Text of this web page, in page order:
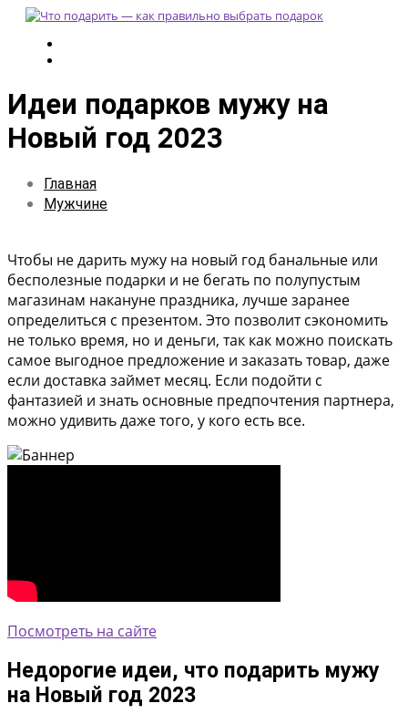
Идеи подарков мужу на
Новый год 2023
Главная
Мужчине
Чтобы не дарить мужу на новый год банальные или
бесполезные подарки и не бегать по полупустым
магазинам накануне праздника, лучше заранее
определиться с презентом. Это позволит сэкономить
не только время, но и деньги, так как можно поискать
самое выгодное предложение и заказать товар, даже
если доставка займет месяц. Если подойти с
фантазией и знать основные предпочтения партнера,
можно удивить даже того, у кого есть все.
Посмотреть на сайте
Недорогие идеи, что подарить мужу
на Новый год 2023